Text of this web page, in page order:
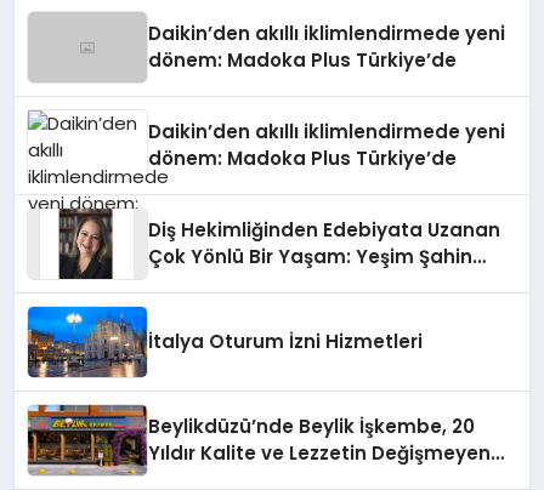
Daikin’den akıllı iklimlendirmede yeni
dönem: Madoka Plus Türkiye’de
Daikin’den akıllı iklimlendirmede yeni
dönem: Madoka Plus Türkiye’de
Diş Hekimliğinden Edebiyata Uzanan
Çok Yönlü Bir Yaşam: Yeşim Şahin
İtalya Oturum İzni Hizmetleri
Beylikdüzü’nde Beylik İşkembe, 20
Yıldır Kalite ve Lezzetin Değişmeyen